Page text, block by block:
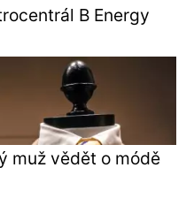
B Energy
muž vědět o módě